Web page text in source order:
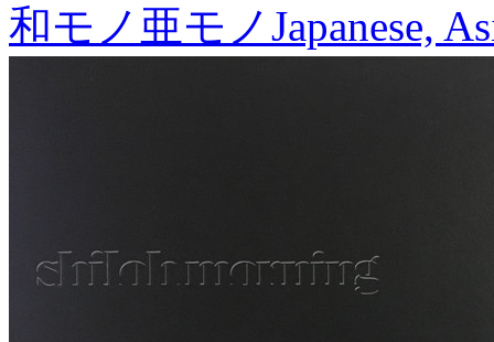
和モノ亜モノJapanese,